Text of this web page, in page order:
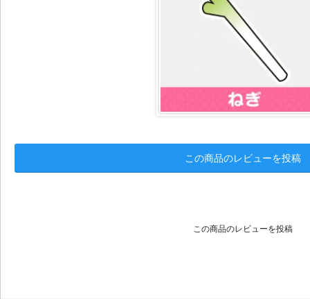
この商品のレビューを投稿
この商品のレビューを投稿